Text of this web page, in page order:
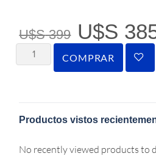
U$S399 U$S
COMPRAR
Productos vistos
No recently viewed products to